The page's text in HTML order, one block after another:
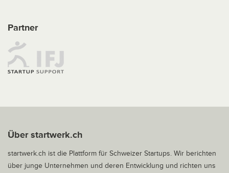
Partner
Über startwerk.ch
startwerk.ch ist die Plattform für Schweizer Startups. Wir berichten
über junge Unternehmen und deren Entwicklung und richten uns